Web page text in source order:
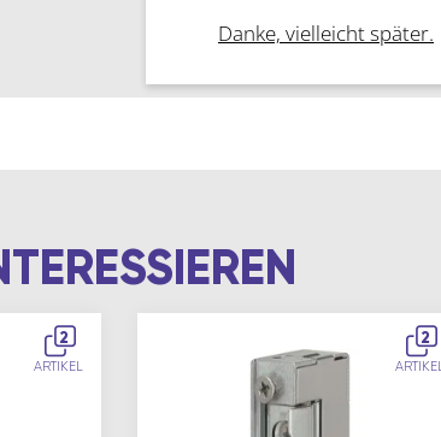
2
ARTIKEL
2
ARTIKEL
Danke, vielleicht später.